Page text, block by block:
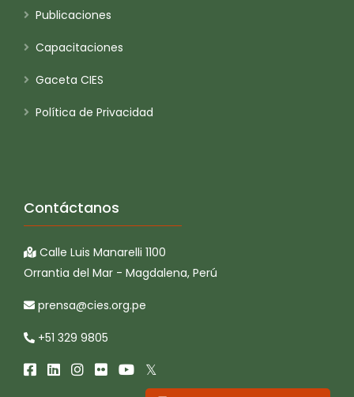
Publicaciones
Capacitaciones
Gaceta CIES
Política de Privacidad
Contáctanos
Calle Luis Manarelli 1100
Orrantia del Mar - Magdalena, Perú
prensa@cies.org.pe
+51 329 9805